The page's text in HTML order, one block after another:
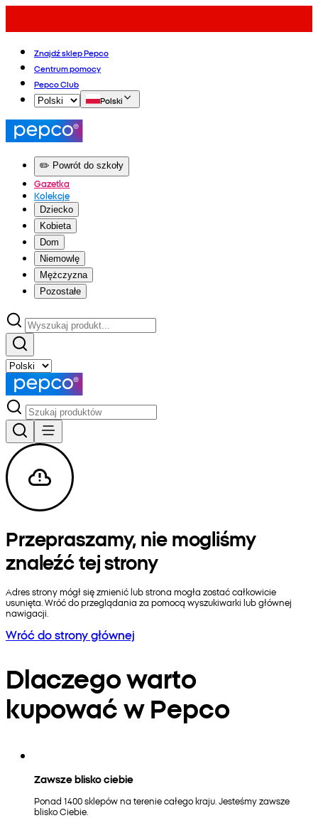
Znajdź sklep Pepco
Centrum pomocy
Pepco Club
Polski
✏️ Powrót do szkoły
Gazetka
Kolekcje
Dziecko
Kobieta
Dom
Niemowlę
Mężczyzna
Pozostałe
Przepraszamy, nie mogliśmy
znaleźć tej strony
Adres strony mógł się zmienić lub strona mogła zostać całkowicie
usunięta. Wróć do przeglądania za pomocą wyszukiwarki lub głównej
nawigacji.
Wróć do strony głównej
Dlaczego warto
kupować w Pepco
Zawsze blisko ciebie
Ponad 1400 sklepów na terenie całego kraju. Jesteśmy zawsze
blisko Ciebie.